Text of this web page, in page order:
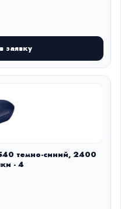
заявку
темно-синий, 2400
- 4